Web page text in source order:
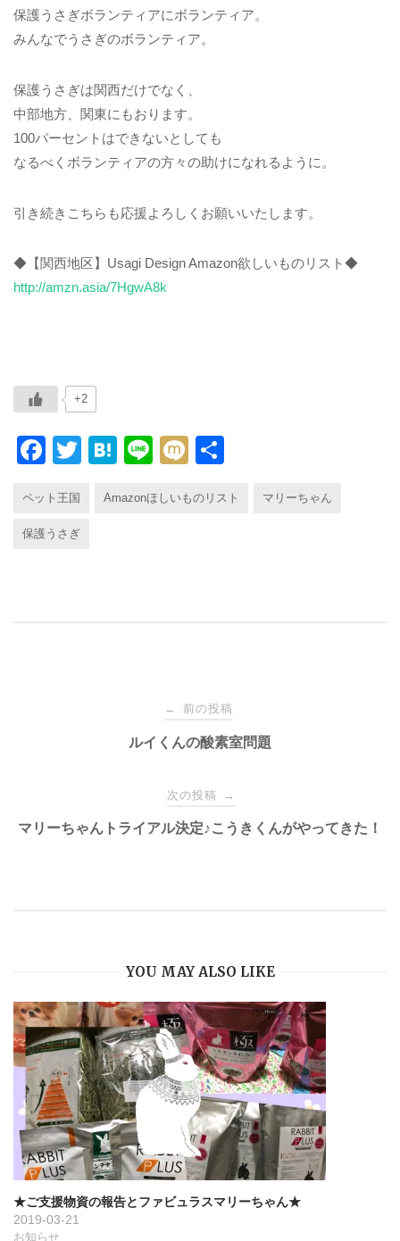
保護うさぎボランティアにボランティア。
みんなでうさぎのボランティア。
保護うさぎは関西だけでなく、
中部地方、関東にもおります。
100パーセントはできないとしても
なるべくボランティアの方々の助けになれるように。
引き続きこちらも応援よろしくお願いいたします。
◆【関西地区】Usagi Design Amazon欲しいものリスト◆
http://amzn.asia/7HgwA8k
+2
F
c
e
T
H
e
Li
e
M
ペット王国 Amazonほしいものリスト マリーちゃん
保護うさぎ
ビ
ョ
ン
← 前の投稿
ルイくんの酸素室問題
次の投稿 →
マリーちゃんトライアル決定♪こうきくんがやってきた！
YOU MAY ALSO LIKE
★ご支援物資の報告とファビュラスマリーちゃん★
2019-03-21
お知らせ